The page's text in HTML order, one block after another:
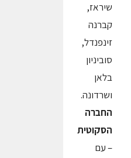
שיראז,
קברנה
זינפנדל,
סוביניון
בלאן
ושרדונה.
החברה
הסקוטית
– עם